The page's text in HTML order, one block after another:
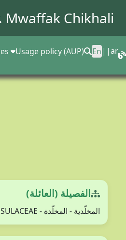
Mwaffak Chikhali
Usage policy (AUP) En ||ar
الفصيلة (العائلة)
المخلّدية - المخلّدة - CRASSULACEAE